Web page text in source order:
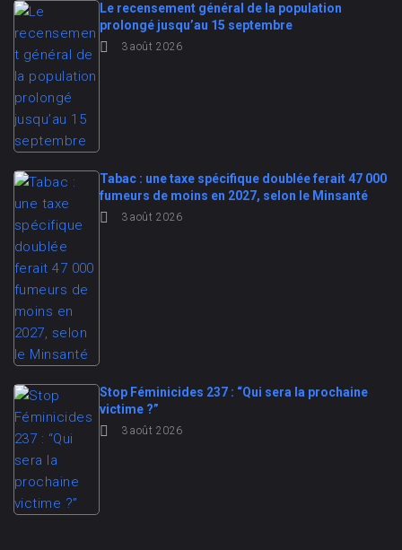
Le recensement général de la population
prolongé jusqu’au 15 septembre
3 août 2026
Tabac : une taxe spécifique doublée ferait 47 000
fumeurs de moins en 2027, selon le Minsanté
3 août 2026
Stop Féminicides 237 : “Qui sera la prochaine
victime ?”
3 août 2026